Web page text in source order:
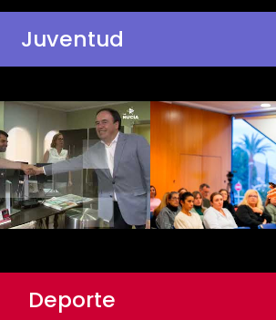
Juventud
Deporte